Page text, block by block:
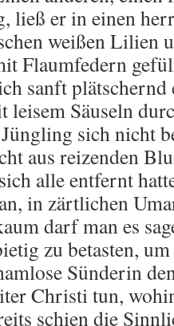
ließ er in einen
weißen Lilien
Flaumfedern
sanft
Säuseln
sich nicht
aus reizenden
alle entfernt
in zärtlichen
darf man es
zu betasten,
Sünderin
Christi tun,
schien die